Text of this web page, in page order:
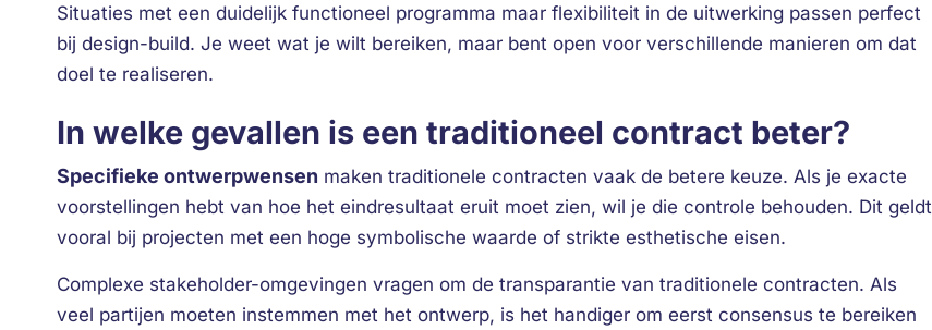
Situaties met een duidelijk functioneel programma maar flexibiliteit in de uitwerking passen perfect
bij design-build. Je weet wat je wilt bereiken, maar bent open voor verschillende manieren om dat
doel te realiseren.
In welke gevallen is een traditioneel contract beter?
Specifieke ontwerpwensen maken traditionele contracten vaak de betere keuze. Als je exacte
voorstellingen hebt van hoe het eindresultaat eruit moet zien, wil je die controle behouden. Dit geldt
vooral bij projecten met een hoge symbolische waarde of strikte esthetische eisen.
Complexe stakeholder-omgevingen vragen om de transparantie van traditionele contracten. Als
veel partijen moeten instemmen met het ontwerp, is het handiger om eerst consensus te bereiken